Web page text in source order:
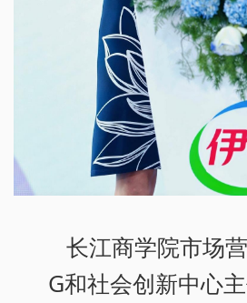
长江商学院市场
G和社会创新中心